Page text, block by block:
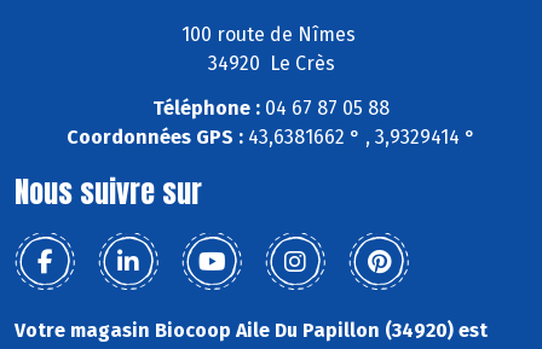
100 route de Nîmes
34920 Le Crès
Téléphone : 04 67 87 05 88
Coordonnées GPS : 43,6381662 ° , 3,9329414 °
Nous suivre sur
Votre magasin Biocoop Aile Du Papillon (34920) est